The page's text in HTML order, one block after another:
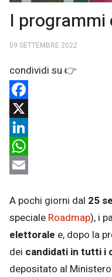
I
09 SETTEMBRE 2022
Facebook
X
LinkedIn
WhatsApp
A pochi giorni dal 25
speciale Roadmap), i
elettorale e, dopo la
dei candidati in tutti i
depositato al